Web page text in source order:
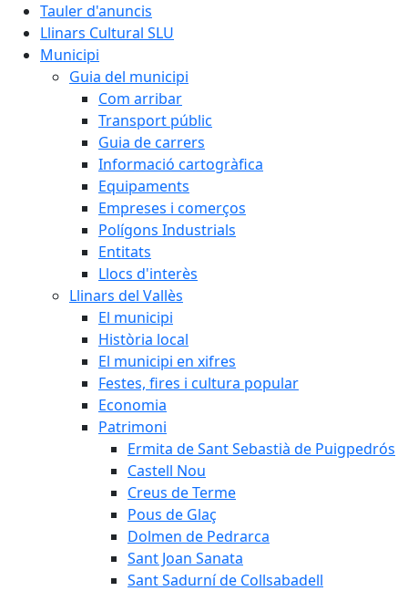
Tauler d'anuncis
Llinars Cultural SLU
Municipi
Guia del municipi
Com arribar
Transport públic
Guia de carrers
Informació cartogràfica
Equipaments
Empreses i comerços
Polígons Industrials
Entitats
Llocs d'interès
Llinars del Vallès
El municipi
Història local
El municipi en xifres
Festes, fires i cultura popular
Economia
Patrimoni
Ermita de Sant Sebastià de Puigpedrós
Castell Nou
Creus de Terme
Pous de Glaç
Dolmen de Pedrarca
Sant Joan Sanata
Sant Sadurní de Collsabadell